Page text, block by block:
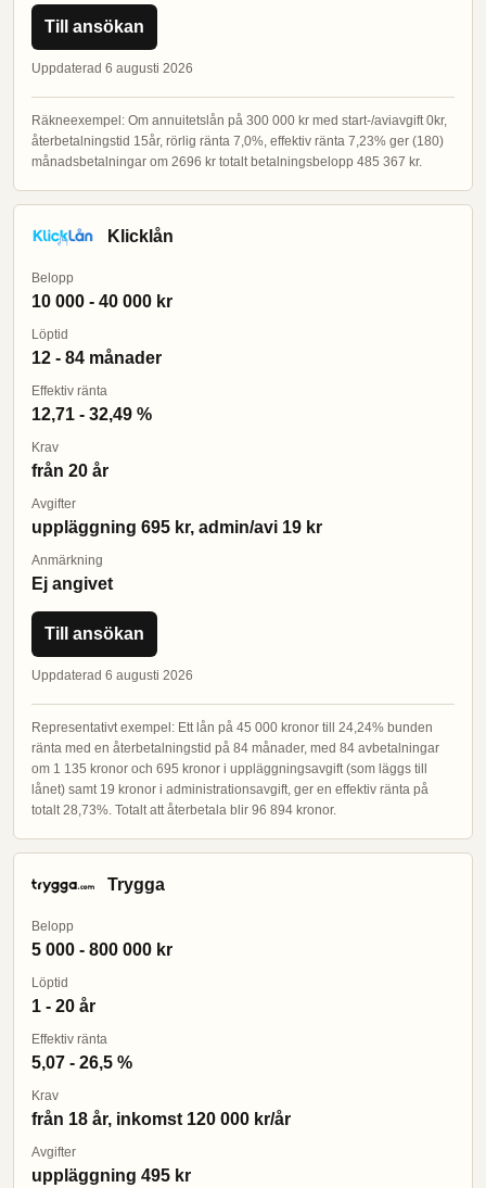
Till ansökan
Uppdaterad 6 augusti 2026
Räkneexempel: Om annuitetslån på 300 000 kr med start-/aviavgift 0kr,
återbetalningstid 15år, rörlig ränta 7,0%, effektiv ränta 7,23% ger (180)
månadsbetalningar om 2696 kr totalt betalningsbelopp 485 367 kr.
Klicklån
Belopp
10 000 - 40 000 kr
Löptid
12 - 84 månader
Effektiv ränta
12,71 - 32,49 %
Krav
från 20 år
Avgifter
uppläggning 695 kr, admin/avi 19 kr
Anmärkning
Ej angivet
Till ansökan
Uppdaterad 6 augusti 2026
Representativt exempel: Ett lån på 45 000 kronor till 24,24% bunden
ränta med en återbetalningstid på 84 månader, med 84 avbetalningar
om 1 135 kronor och 695 kronor i uppläggningsavgift (som läggs till
lånet) samt 19 kronor i administrationsavgift, ger en effektiv ränta på
totalt 28,73%. Totalt att återbetala blir 96 894 kronor.
Trygga
Belopp
5 000 - 800 000 kr
Löptid
1 - 20 år
Effektiv ränta
5,07 - 26,5 %
Krav
från 18 år, inkomst 120 000 kr/år
Avgifter
uppläggning 495 kr